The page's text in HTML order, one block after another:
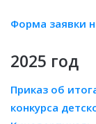
Форма заявки
2025 год
Приказ об
конкурса